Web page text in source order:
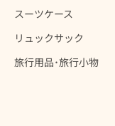
スーツケース
リュックサック
旅行用品･旅行小物